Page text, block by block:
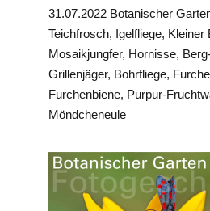
31.07.2022 Botanischer
Teichfrosch, Igelfliege, Kleiner
Mosaikjungfer, Hornisse,
Grillenjäger, Bohrfliege,
Furchenbiene, Purpur-
Möndcheneule